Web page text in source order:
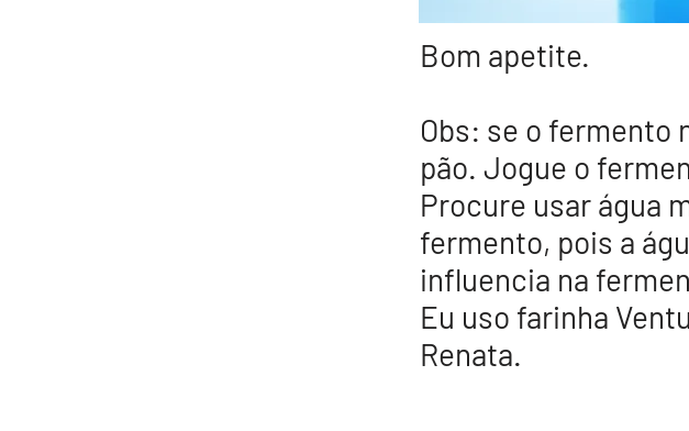
Bom apetite.
Obs: se o fermento
pão. Jogue o
Procure usar água
fermento, pois a
influencia na
Eu uso farinha
Renata.